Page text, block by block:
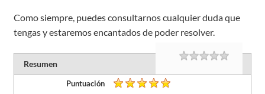
Como siempre, puedes consultarnos cualquier duda que
tengas y estaremos encantados de poder resolver.
Resumen
Rating 1 star
2 stars
3 stars
4 stars
5 stars
Puntuación